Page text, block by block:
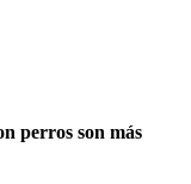
perros son más